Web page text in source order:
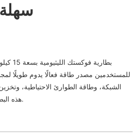
للمستخدمين مصدر طاقة فعالًا يدوم طويلًا
الشبكة، وطاقة الطوارئ الاحتياطية،
هذه البطارية مثالية لتزويد المنازل والشركات والمواقع النائية بالطاقة.